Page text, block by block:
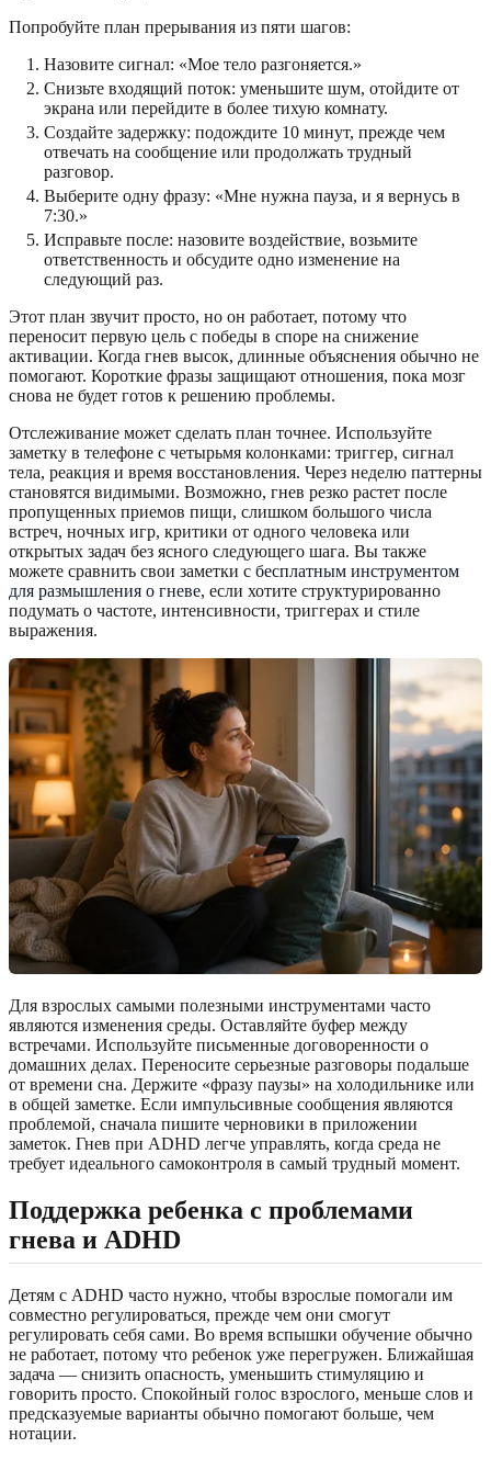
Попробуйте план прерывания из пяти шагов:
Назовите сигнал: «Мое тело разгоняется.»
Снизьте входящий поток: уменьшите шум, отойдите от
экрана или перейдите в более тихую комнату.
Создайте задержку: подождите 10 минут, прежде чем
отвечать на сообщение или продолжать трудный
разговор.
Выберите одну фразу: «Мне нужна пауза, и я вернусь в
7:30.»
Исправьте после: назовите воздействие, возьмите
ответственность и обсудите одно изменение на
следующий раз.
Этот план звучит просто, но он работает, потому что
переносит первую цель с победы в споре на снижение
активации. Когда гнев высок, длинные объяснения обычно не
помогают. Короткие фразы защищают отношения, пока мозг
снова не будет готов к решению проблемы.
Отслеживание может сделать план точнее. Используйте
заметку в телефоне с четырьмя колонками: триггер, сигнал
тела, реакция и время восстановления. Через неделю паттерны
становятся видимыми. Возможно, гнев резко растет после
пропущенных приемов пищи, слишком большого числа
встреч, ночных игр, критики от одного человека или
открытых задач без ясного следующего шага. Вы также
можете сравнить свои заметки с бесплатным инструментом
для размышления о гневе, если хотите структурированно
подумать о частоте, интенсивности, триггерах и стиле
выражения.
Для взрослых самыми полезными инструментами часто
являются изменения среды. Оставляйте буфер между
встречами. Используйте письменные договоренности о
домашних делах. Переносите серьезные разговоры подальше
от времени сна. Держите «фразу паузы» на холодильнике или
в общей заметке. Если импульсивные сообщения являются
проблемой, сначала пишите черновики в приложении
заметок. Гнев при ADHD легче управлять, когда среда не
требует идеального самоконтроля в самый трудный момент.
Поддержка ребенка с проблемами
гнева и ADHD
Детям с ADHD часто нужно, чтобы взрослые помогали им
совместно регулироваться, прежде чем они смогут
регулировать себя сами. Во время вспышки обучение обычно
не работает, потому что ребенок уже перегружен. Ближайшая
задача — снизить опасность, уменьшить стимуляцию и
говорить просто. Спокойный голос взрослого, меньше слов и
предсказуемые варианты обычно помогают больше, чем
нотации.